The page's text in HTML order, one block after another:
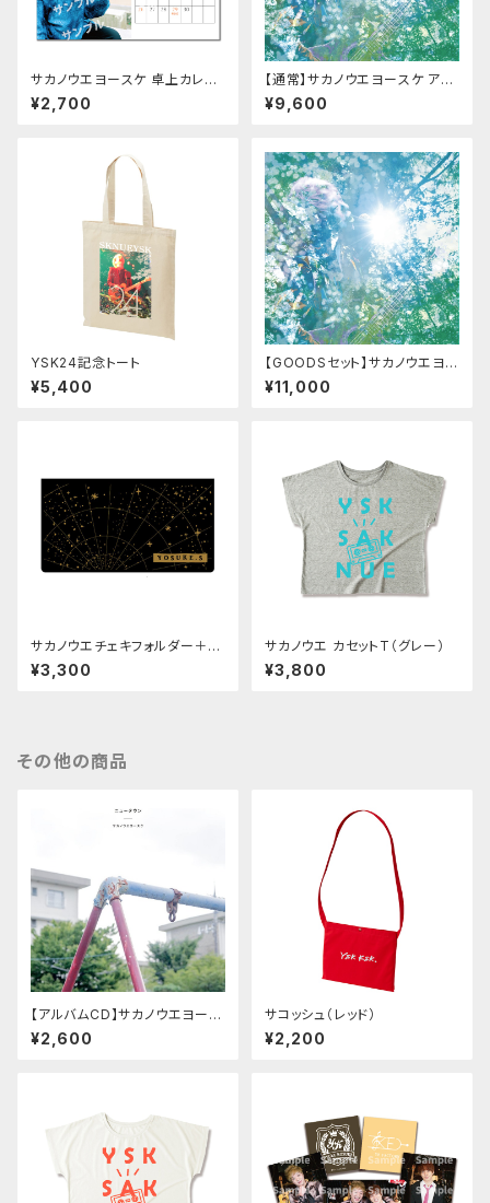
サカノウエヨースケ 卓上カレン
ダー
¥2,700
【通常】サカノウエヨースケ アル
バム「Hello!! Sunshine, Beau
tiful」
¥9,600
YSK24記念トート
¥5,400
【GOODSセット】サカノウエヨー
スケ アルバム(2枚組)＋グッズセ
ット
¥11,000
サカノウエチェキフォルダー＋チ
ェキ1枚
¥3,300
サカノウエ カセットT（グレー）
¥3,800
その他の商品
【アルバムCD】サカノウエヨース
ケ「ニュータウン」
¥2,600
サコッシュ（レッド）
¥2,200